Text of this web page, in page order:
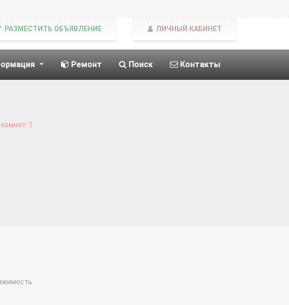
Ремонт Поиск Контакты
РАЗМЕСТИТЬ ОБЪЯВЛЕНИЕ ЛИЧНЫЙ КАБИНЕТ
1